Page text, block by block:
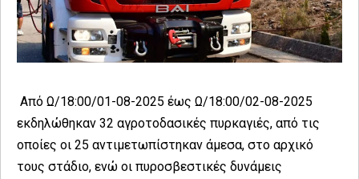
Από Ω/18:00/01-08-2025 έως Ω/18:00/02-08-2025
εκδηλώθηκαν 32 αγροτοδασικές πυρκαγιές, από τις
οποίες οι 25 αντιμετωπίστηκαν άμεσα, στο αρχικό
τους στάδιο, ενώ οι πυροσβεστικές δυνάμεις